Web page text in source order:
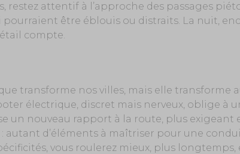
restez attentif à l’approche des passages
être éblouis ou distraits. La nuit,
compte.
transforme nos villes, mais elle transforme
électrique, discret mais nerveux, oblige à
un nouveau rapport à la route, plus exigeant
autant d’éléments à maîtriser pour une
vous roulerez mieux, plus longtemps,